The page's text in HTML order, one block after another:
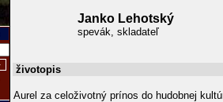
Janko Lehotský
spevák, skladateľ
životopis
Aurel za celoživotný prínos do hudobnej